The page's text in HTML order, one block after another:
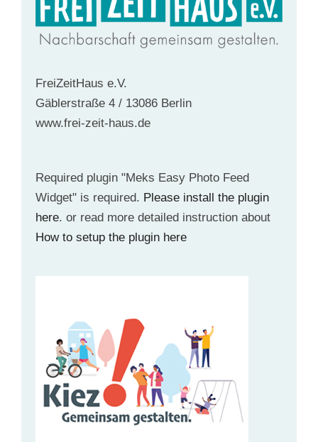
FreiZeitHaus e.V.
Gäblerstraße 4 / 13086 Berlin
www.frei-zeit-haus.de
Required plugin "Meks Easy Photo Feed
Widget" is required. Please install the plugin
here. or read more detailed instruction about
How to setup the plugin here